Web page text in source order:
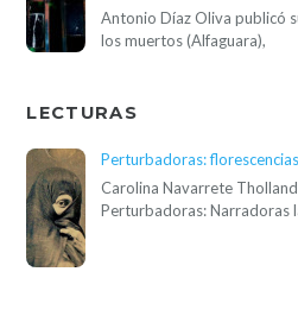
Antonio Díaz Oliva publicó
los muertos (Alfaguara),
LECTURAS
Perturbadoras:
Carolina Navarrete
Perturbadoras: Narradoras